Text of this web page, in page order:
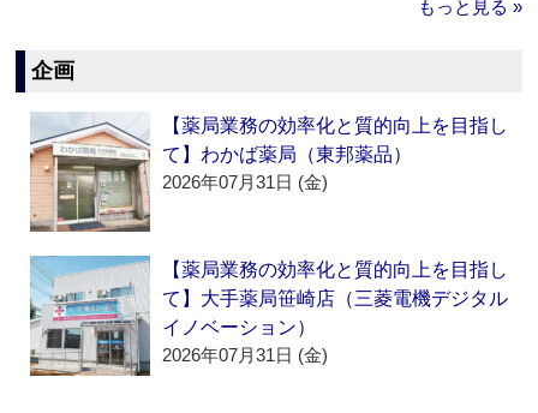
もっと見る »
企画
【薬局業務の効率化と質的向上を目指し
て】わかば薬局（東邦薬品）
2026年07月31日 (金)
【薬局業務の効率化と質的向上を目指し
て】大手薬局笹崎店（三菱電機デジタル
イノベーション）
2026年07月31日 (金)